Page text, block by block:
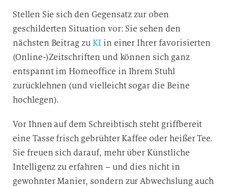
Stellen Sie sich den Gegensatz zur oben
geschilderten Situation vor: Sie sehen den
nächsten Beitrag zuKI in einer Ihrer favorisierten
(Online-)Zeitschriften und können sich ganz
entspannt im Homeoffice in Ihrem Stuhl
zurücklehnen (und vielleicht sogar die Beine
hochlegen).
Vor Ihnen auf dem Schreibtisch steht griffbereit
eine Tasse frisch gebrühter Kaffee oder heißer Tee.
Sie freuen sich darauf, mehr über Künstliche
Intelligenz zu erfahren – und dies nicht in
gewohnter Manier, sondern zur Abwechslung auch